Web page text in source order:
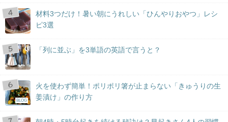
材料3つだけ！暑い朝にうれしい「ひんやりおやつ」レシ
ピ3選
「列に並ぶ」を3単語の英語で言うと？
BLOG
火を使わず簡単！ポリポリ箸が止まらない「きゅうりの生
姜漬け」の作り方